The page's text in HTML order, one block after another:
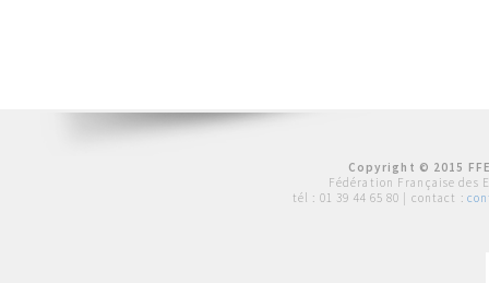
Copyright © 2015
Fédération Française des
tél : 01 39 44 65 80 | contact :